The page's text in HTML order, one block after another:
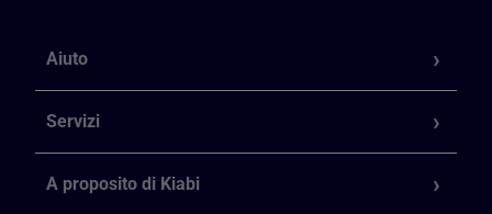
Aiuto
Servizi
A proposito di Kiabi